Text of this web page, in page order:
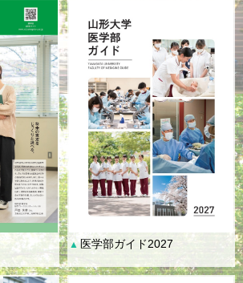
▲ 医学部ガイド2027